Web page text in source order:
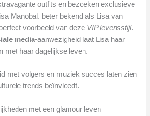
outfits en bezoeken exclusieve
Manobal, beter bekend als Lisa van
voorbeeld van deze VIP levensstijl.
media-aanwezigheid laat Lisa haar
met haar dagelijkse leven.
met volgers en muziek succes laten zien
trends beïnvloedt.
met een glamour leven